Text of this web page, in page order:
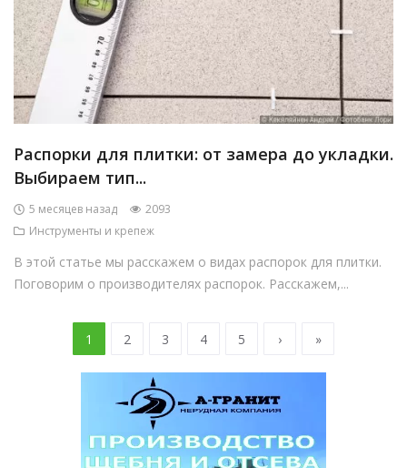
Распорки для плитки: от замера до укладки.
Выбираем тип...
5 месяцев назад
2093
Инструменты и крепеж
В этой статье мы расскажем о видах распорок для плитки.
Поговорим о производителях распорок. Расскажем,...
1 2 3 4 5 › »